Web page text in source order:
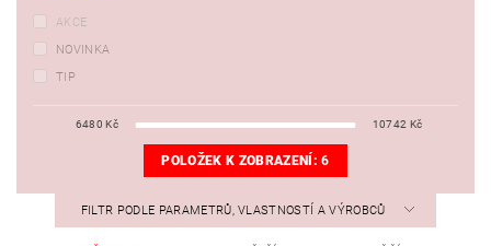
AKCE
NOVINKA
TIP
6480 Kč 10742 Kč
POLOŽEK K ZOBRAZENÍ:6
FILTR PODLE PARAMETRŮ, VLASTNOSTÍ A VÝROBCŮ